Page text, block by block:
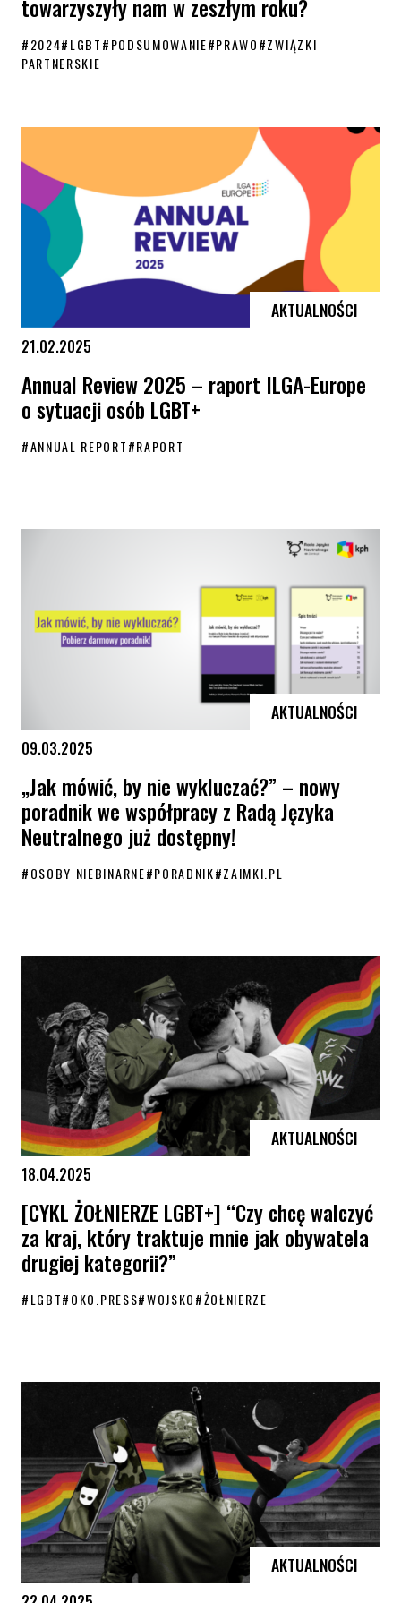
towarzyszyły nam w zeszłym roku?
#2024#LGBT#PODSUMOWANIE#PRAWO#ZWIĄZKI
PARTNERSKIE
AKTUALNOŚCI
21.02.2025
Annual Review 2025 – raport ILGA-Europe
o sytuacji osób LGBT+
#ANNUAL REPORT#RAPORT
AKTUALNOŚCI
09.03.2025
„Jak mówić, by nie wykluczać?” – nowy
poradnik we współpracy z Radą Języka
Neutralnego już dostępny!
#OSOBY NIEBINARNE#PORADNIK#ZAIMKI.PL
AKTUALNOŚCI
18.04.2025
[CYKL ŻOŁNIERZE LGBT+] “Czy chcę walczyć
za kraj, który traktuje mnie jak obywatela
drugiej kategorii?”
#LGBT#OKO.PRESS#WOJSKO#ŻOŁNIERZE
AKTUALNOŚCI